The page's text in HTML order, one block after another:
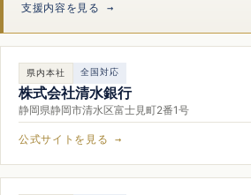
支援内容を見る →
県内本社 全国対応
株式会社清水銀行
静岡県静岡市清水区富士見町2番1号
公式サイトを見る →